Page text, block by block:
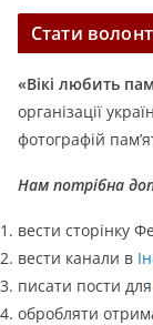
т
о
р
і
ї
Стати
«Вікі любить
організації
фотографій
Нам потрібна
вести сторінку
вести канали в
писати пости для
обробляти